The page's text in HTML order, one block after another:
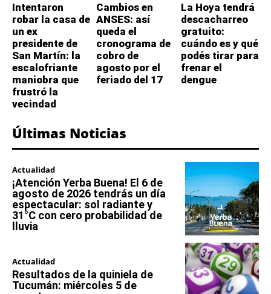
Intentaron
robar la casa de
un ex
presidente de
San Martín: la
escalofriante
maniobra que
frustró la
vecindad
Cambios en
ANSES: así
queda el
cronograma de
cobro de
agosto por el
feriado del 17
La Hoya tendrá
descacharreo
gratuito:
cuándo es y qué
podés tirar para
frenar el
dengue
Últimas Noticias
Actualidad
¡Atención Yerba Buena! El 6 de
agosto de 2026 tendrás un día
espectacular: sol radiante y
31°C con cero probabilidad de
lluvia
Actualidad
Resultados de la quiniela de
Tucumán: miércoles 5 de